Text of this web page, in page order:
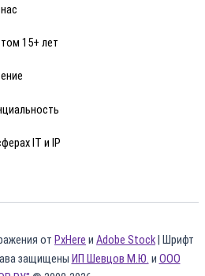
15+ лет
IT и IP
от PxHere и Adobe Stock| Шрифт
защищены ИП Шевцов М.Ю. и ООО